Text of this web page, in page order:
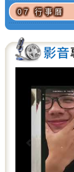
07 行事曆